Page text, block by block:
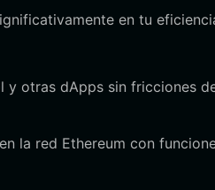
en tu
y otras dApps sin fricciones
la red Ethereum con